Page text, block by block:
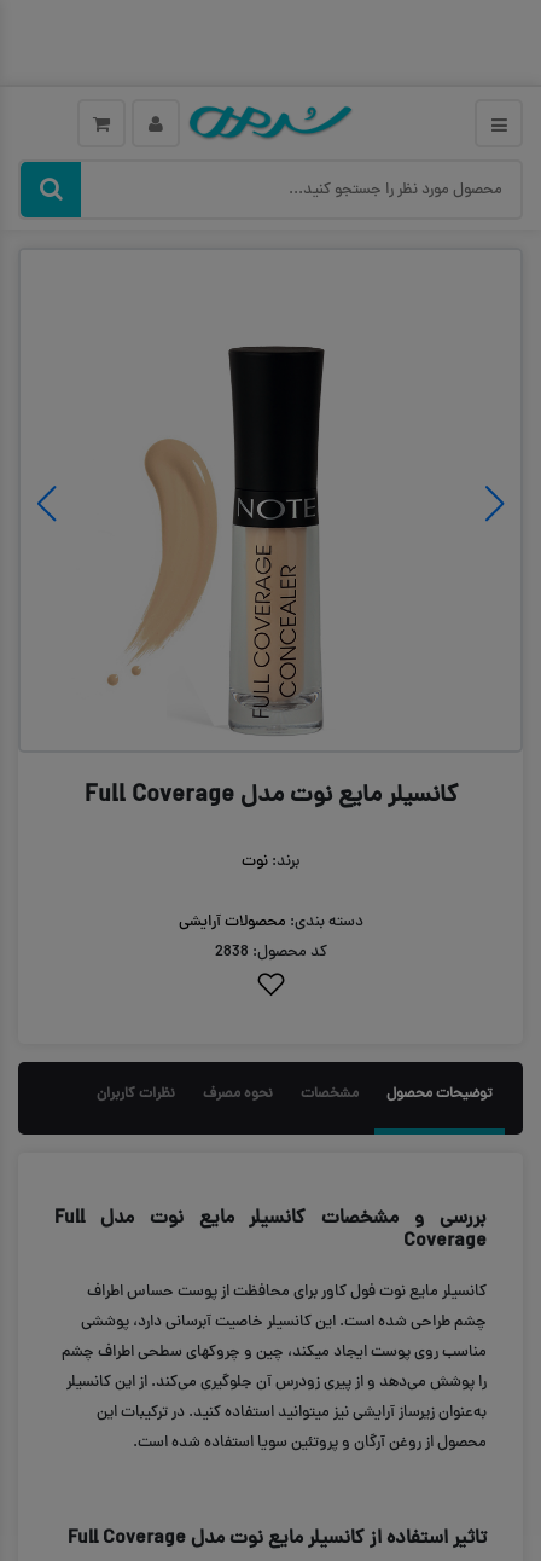
‫کانسیلر مایع نوت مدل Full Coverage
برند: نوت
دسته بندی: محصولات آرایشی
کد محصول: 2838
توضیحات محصول مشخصات نحوه مصرف نظرات کاربران
بررسی و مشخصات کانسیلر مایع نوت مدل Full
Coverage
کانسیلر مایع نوت فول کاور برای محافظت از پوست حساس اطراف
چشم طراحی شده است. این کانسیلر خاصیت آبرسانی دارد، پوششی
مناسب روی پوست ایجاد می‎کند، چین و چروک‎های سطحی اطراف چشم
را پوشش می‌دهد و از پیری زودرس آن جلوگیری می‌کند. از این کانسیلر
به‌عنوان زیرساز آرایشی نیز می‎توانید استفاده کنید. در ترکیبات این
محصول از روغن آرگان و پروتئین سویا استفاده شده است.
تاثیر استفاده از کانسیلر مایع نوت مدل Full Coverage